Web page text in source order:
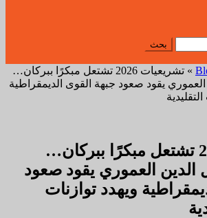
»
تشريعيات 2026 تشتعل مبكرًا ببركان…
يقود صعود جبهة القوى الديمقراطية
تشريعيات 2026 تشتعل مبكرًا ببركان…
الدين العموري يقود صعود
ويهدد توازنات